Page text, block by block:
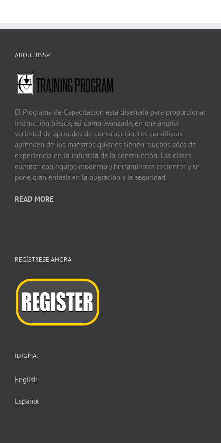
ABOUT USSP
El Programa de Capacitación está diseñado para proporcionar
instrucción básica, así como avanzada, en una amplia
variedad de aptitudes de construcción. Los cursillistas
aprenden de los maestros quienes tienen muchos años de
experiencia en la industria de la construcción. Las clases
cuentan con equipo moderno y herramientas recientes y se
pone gran énfasis en la operación y la seguridad.
READ MORE
REGÍSTRESE AHORA
IDIOMA:
English
Español